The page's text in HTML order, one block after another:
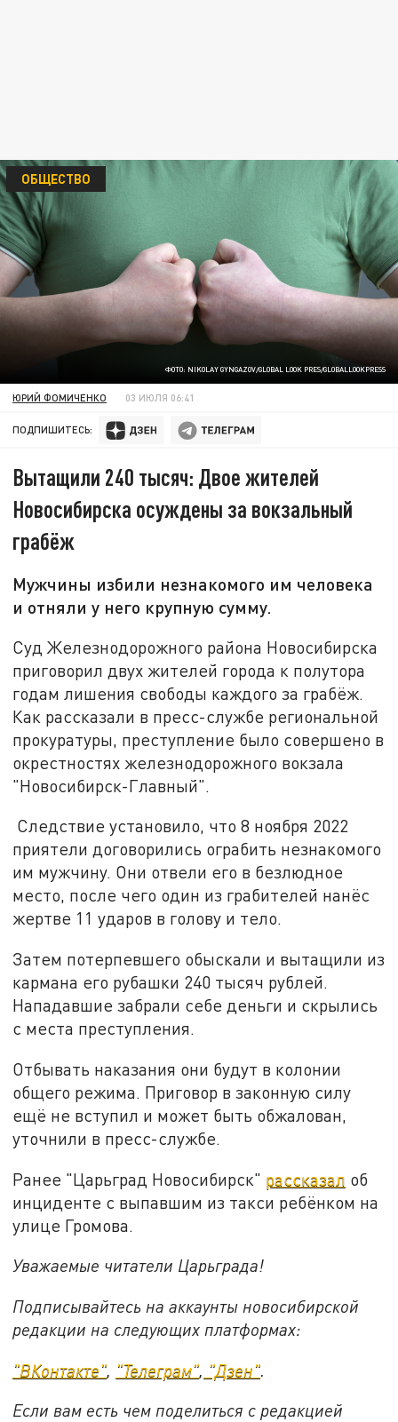
ФОТО: NIKOLAY GYNGAZOV/GLOBAL LOOK PRES/GLOBALLOOKPRESS
ОБЩЕСТВО
ЮРИЙ ФОМИЧЕНКО 03 ИЮЛЯ 06:41
ПОДПИШИТЕСЬ:
Вытащили 240 тысяч: Двое жителей
Новосибирска осуждены за вокзальный
грабёж
Мужчины избили незнакомого им человека
и отняли у него крупную сумму.
Суд Железнодорожного района Новосибирска
приговорил двух жителей города к полутора
годам лишения свободы каждого за грабёж.
Как рассказали в пресс-службе региональной
прокуратуры, преступление было совершено в
окрестностях железнодорожного вокзала
"Новосибирск-Главный".
Следствие установило, что 8 ноября 2022
приятели договорились ограбить незнакомого
им мужчину. Они отвели его в безлюдное
место, после чего один из грабителей нанёс
жертве 11 ударов в голову и тело.
Затем потерпевшего обыскали и вытащили из
кармана его рубашки 240 тысяч рублей.
Нападавшие забрали себе деньги и скрылись
с места преступления.
Отбывать наказания они будут в колонии
общего режима. Приговор в законную силу
ещё не вступил и может быть обжалован,
уточнили в пресс-службе.
Ранее "Царьград Новосибирск" рассказал об
инциденте с выпавшим из такси ребёнком на
улице Громова.
Уважаемые читатели Царьграда!
Подписывайтесь на аккаунты новосибирской
редакции на следующих платформах:
"ВКонтакте" "Телеграм" "Дзен"
Если вам есть чем поделиться с редакцией